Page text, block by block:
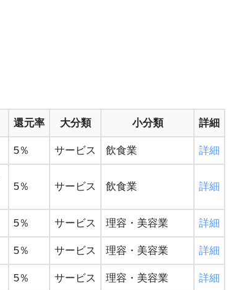
還元率 大分類 小分類 詳細
5％ サービス 飲食業 詳細
5％ サービス 飲食業 詳細
5％ サービス 理容・美容業 詳細
5％ サービス 理容・美容業 詳細
5％ サービス 理容・美容業 詳細